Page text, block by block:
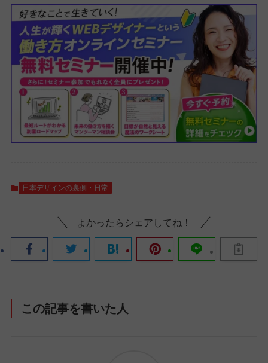
日本デザインの裏側・日常
よかったらシェアしてね！
この記事を書いた人